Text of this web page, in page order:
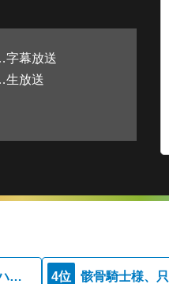
字幕放送
生放送
Ｙｏｕｒ Ｓｋｙ ハレのち恋 4位